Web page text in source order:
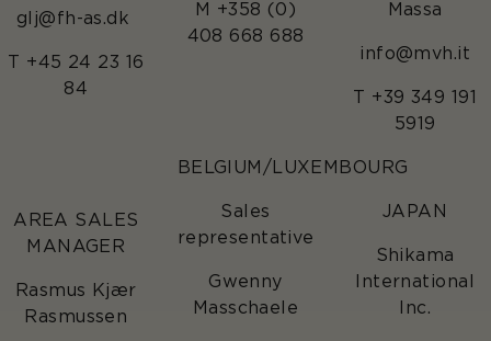
glj@fh-as.dk
T +45 24 23 16
84
AREA SALES
MANAGER
Rasmus Kjær
Rasmussen
M +358 (0)
408 668 688
BELGIUM/LUXEMBOURG
Sales
representative
Gwenny
Masschaele
Massa
info@mvh.it
T +39 349 191
5919
JAPAN
Shikama
International
Inc.